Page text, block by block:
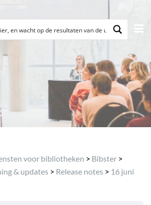
voor bibliotheken > Bibster >
& updates > Release notes > 16 juni